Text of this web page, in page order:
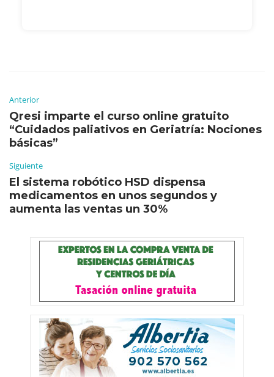
Anterior
Qresi imparte el curso online gratuito
“Cuidados paliativos en Geriatría: Nociones
básicas”
Siguiente
El sistema robótico HSD dispensa
medicamentos en unos segundos y
aumenta las ventas un 30%